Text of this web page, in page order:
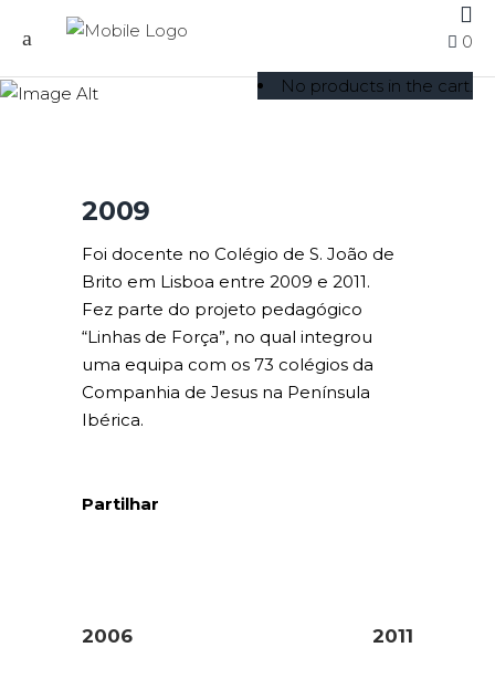
0
No products in the cart.
2009
2009
Foi docente no Colégio de S. João de
Brito em Lisboa entre 2009 e 2011.
Fez parte do projeto pedagógico
“Linhas de Força”, no qual integrou
uma equipa com os 73 colégios da
Companhia de Jesus na Península
Ibérica.
Partilhar
2006 2011